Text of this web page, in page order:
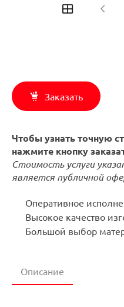
Заказать
Чтобы узнать точную
нажмите кнопку
Стоимость услуги
является публичной
Оперативное
Высокое качество
Большой выбор
Описание